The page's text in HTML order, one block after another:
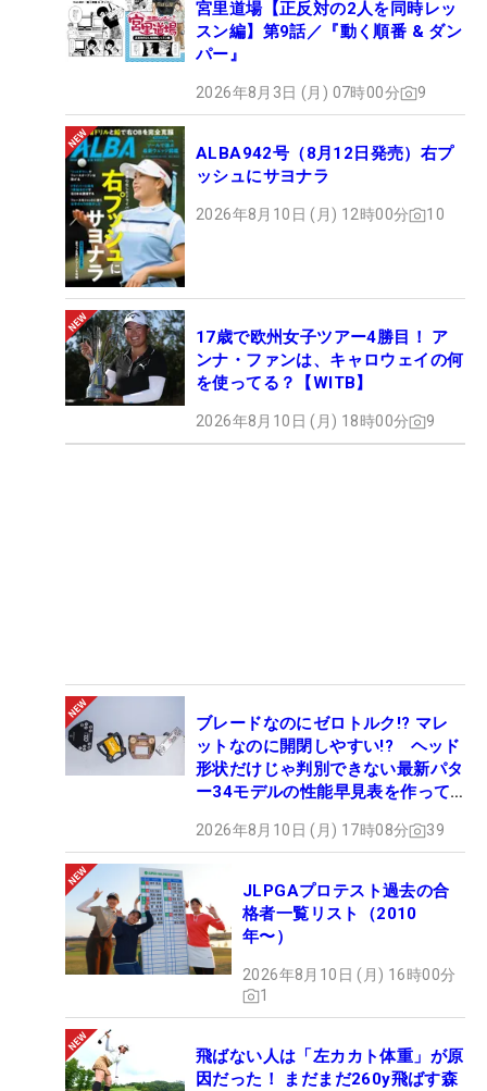
宮里道場【正反対の2人を同時レッ
スン編】第9話／『動く順番 & ダン
パー』
2026年8月3日 (月) 07時00分 9
ALBA942号（8月12日発売）右プ
ッシュにサヨナラ
2026年8月10日 (月) 12時00分 10
17歳で欧州女子ツアー4勝目！ ア
ンナ・ファンは、キャロウェイの何
を使ってる？【WITB】
2026年8月10日 (月) 18時00分 9
ブレードなのにゼロトルク!? マレ
ットなのに開閉しやすい!? ヘッド
形状だけじゃ判別できない最新パタ
ー34モデルの性能早見表を作って
2026年8月10日 (月) 17時08分 39
JLPGAプロテスト過去の合
格者一覧リスト（2010
年〜）
2026年8月10日 (月) 16時00分
1
飛ばない人は「左カカト体重」が原
因だった！ まだまだ260y飛ばす森